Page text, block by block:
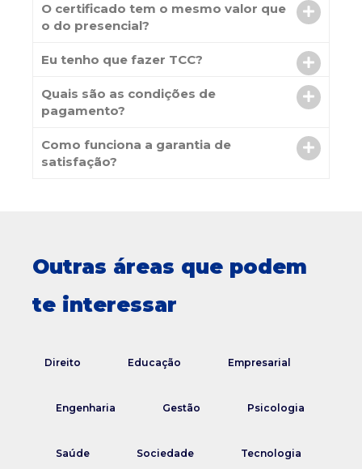
O certificado tem o mesmo valor que
o do presencial?
Eu tenho que fazer TCC?
Quais são as condições de
pagamento?
Como funciona a garantia de
satisfação?
Outras áreas que podem
te interessar
Direito Educação Empresarial
Engenharia Gestão Psicologia
Saúde Sociedade Tecnologia